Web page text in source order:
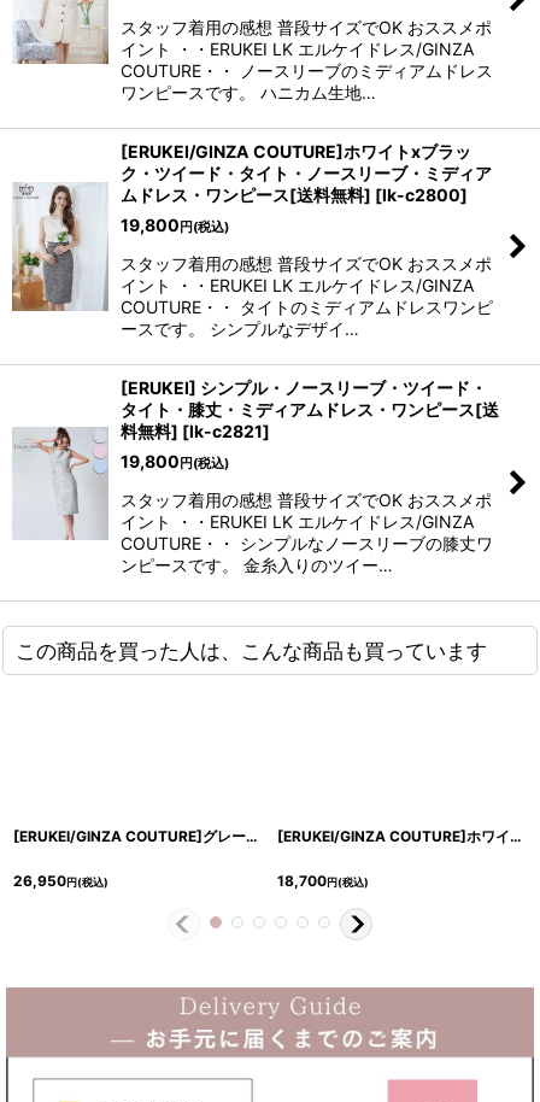
スタッフ着用の感想 普段サイズでOK おススメポ
イント ・・ERUKEI LK エルケイドレス/GINZA
COUTURE・・ ノースリーブのミディアムドレス
ワンピースです。 ハニカム生地…
[ERUKEI/GINZA COUTURE]ホワイトxブラッ
ク・ツイード・タイト・ノースリーブ・ミディア
ムドレス・ワンピース[送料無料] [lk-c2800]
19,800 円 (税込)
スタッフ着用の感想 普段サイズでOK おススメポ
イント ・・ERUKEI LK エルケイドレス/GINZA
COUTURE・・ タイトのミディアムドレスワンピ
ースです。 シンプルなデザイ…
[ERUKEI] シンプル・ノースリーブ・ツイード・
タイト・膝丈・ミディアムドレス・ワンピース[送
料無料] [lk-c2821]
19,800 円 (税込)
スタッフ着用の感想 普段サイズでOK おススメポ
イント ・・ERUKEI LK エルケイドレス/GINZA
COUTURE・・ シンプルなノースリーブの膝丈ワ
ンピースです。 金糸入りのツイー…
この商品を買った人は、こんな商品も買っています
[ERUKEI/GINZA COUTURE]グレー・タイト・フレンチスリーブ・ツイード・ミディアムドレス・ワンピース[送料無料]
26,950円(税込)
[ERUKEI/GINZA COUTURE]ホワイト×ブラック・チェック・ツイード・Aライン・ノースリーブ・Vネック・ミディアムドレス・ワンピース[送料無料]
18,700円(税込)